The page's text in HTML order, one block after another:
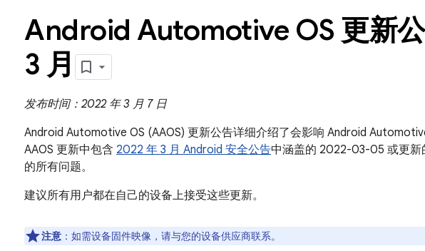
Android Automotive OS 更新
3 月
发布时间：2022 年 3 月 7 日
Android Automotive OS (AAOS) 更新公告详细介绍了会影响 Android
AAOS 更新中包含 2022 年 3 月 Android 安全公告中涵盖的 2022-03-05 或更新
的所有问题。
建议所有用户都在自己的设备上接受这些更新。
注意 ：如需设备固件映像，请与您的设备供应商联系。